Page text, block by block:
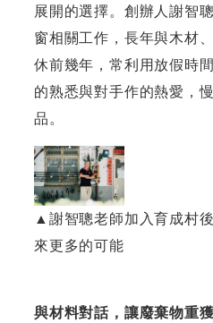
展開的選擇。創辦人謝智
窗相關工作，長年與木材
休前幾年，常利用放假時
的熟悉與對手作的熱愛，
品。
▲謝智聰老師加入育成村
來更多的可能
與材料對話，讓廢棄物重